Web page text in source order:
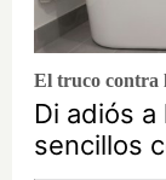
El truco contra
Di adiós
sencillos